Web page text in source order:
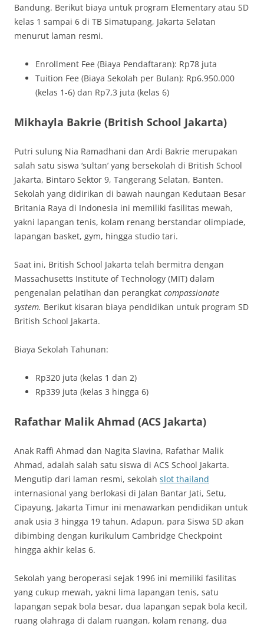
Bandung. Berikut biaya untuk program Elementary atau SD
kelas 1 sampai 6 di TB Simatupang, Jakarta Selatan
menurut laman resmi.
Enrollment Fee (Biaya Pendaftaran): Rp78 juta
Tuition Fee (Biaya Sekolah per Bulan): Rp6.950.000
(kelas 1-6) dan Rp7,3 juta (kelas 6)
Mikhayla Bakrie (British School Jakarta)
Putri sulung Nia Ramadhani dan Ardi Bakrie merupakan
salah satu siswa ‘sultan’ yang bersekolah di British School
Jakarta, Bintaro Sektor 9, Tangerang Selatan, Banten.
Sekolah yang didirikan di bawah naungan Kedutaan Besar
Britania Raya di Indonesia ini memiliki fasilitas mewah,
yakni lapangan tenis, kolam renang berstandar olimpiade,
lapangan basket, gym, hingga studio tari.
Saat ini, British School Jakarta telah bermitra dengan
Massachusetts Institute of Technology (MIT) dalam
pengenalan pelatihan dan perangkat compassionate
system. Berikut kisaran biaya pendidikan untuk program SD
British School Jakarta.
Biaya Sekolah Tahunan:
Rp320 juta (kelas 1 dan 2)
Rp339 juta (kelas 3 hingga 6)
Rafathar Malik Ahmad (ACS Jakarta)
Anak Raffi Ahmad dan Nagita Slavina, Rafathar Malik
Ahmad, adalah salah satu siswa di ACS School Jakarta.
Mengutip dari laman resmi, sekolah slot thailand
internasional yang berlokasi di Jalan Bantar Jati, Setu,
Cipayung, Jakarta Timur ini menawarkan pendidikan untuk
anak usia 3 hingga 19 tahun. Adapun, para Siswa SD akan
dibimbing dengan kurikulum Cambridge Checkpoint
hingga akhir kelas 6.
Sekolah yang beroperasi sejak 1996 ini memiliki fasilitas
yang cukup mewah, yakni lima lapangan tenis, satu
lapangan sepak bola besar, dua lapangan sepak bola kecil,
ruang olahraga di dalam ruangan, kolam renang, dua